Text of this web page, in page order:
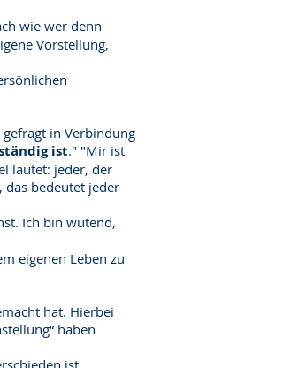
wie wer denn
Vorstellung,
in Verbindung
ist." "Mir ist
lautet: jeder, der
das bedeutet jeder
Ich bin wütend,
eigenen Leben zu
hat. Hierbei
haben
ist.